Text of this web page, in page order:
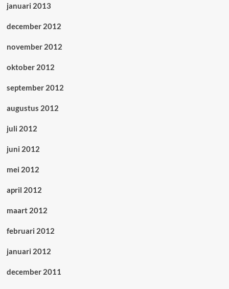
januari 2013
december 2012
november 2012
oktober 2012
september 2012
augustus 2012
juli 2012
juni 2012
mei 2012
april 2012
maart 2012
februari 2012
januari 2012
december 2011